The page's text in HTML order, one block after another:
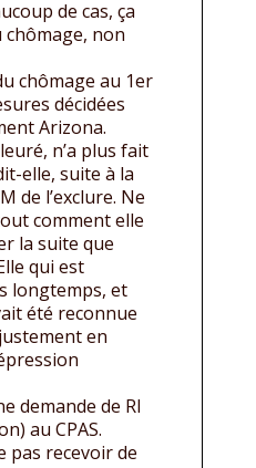
de cas, ça
non
chômage au 1er
décidées
Arizona.
n’a plus fait
elle, suite à la
de l’exclure. Ne
comment elle
la suite que
qui est
longtemps, et
été reconnue
en
demande de RI
au CPAS.
pas recevoir de